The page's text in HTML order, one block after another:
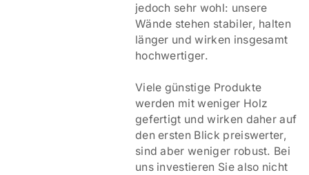
jedoch sehr wohl: unsere
Wände stehen stabiler, halten
länger und wirken insgesamt
hochwertiger.
Viele günstige Produkte
werden mit weniger Holz
gefertigt und wirken daher auf
den ersten Blick preiswerter,
sind aber weniger robust. Bei
uns investieren Sie also nicht